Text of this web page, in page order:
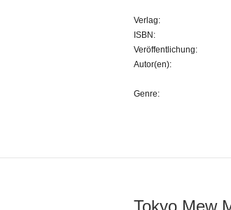
Verlag:
ISBN:
Veröffentlichung:
Autor(en):
Genre:
Tokyo Mew